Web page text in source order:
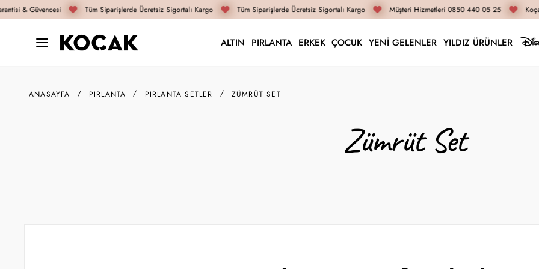
& Güvencesi Tüm Siparişlerde Ücretsiz Sigortalı Kargo Tüm Siparişlerde Ücretsiz Sigortalı Kargo Müşteri Hizmetleri 0850 440 05 25
ALTIN PIRLANTA ERKEK ÇOCUK YENİ GELENLER YILDIZ ÜRÜNLER
ANASAYFA PIRLANTA PIRLANTA SETLER ZÜMRÜT SET
Zümrüt Set